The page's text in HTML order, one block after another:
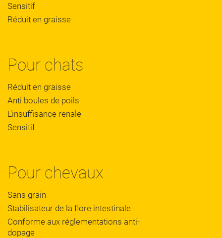
Sensitif
Réduit en graisse
Pour chats
Réduit en graisse
Anti boules de poils
L'insuffisance renale
Sensitif
Pour chevaux
Sans grain
Stabilisateur de la flore intestinale
Conforme aux réglementations anti-
dopage